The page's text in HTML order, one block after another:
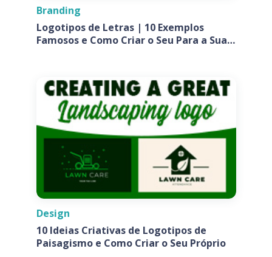
Branding
Logotipos de Letras | 10 Exemplos
Famosos e Como Criar o Seu Para a Sua
Design
10 Ideias Criativas de Logotipos de
Paisagismo e Como Criar o Seu Próprio